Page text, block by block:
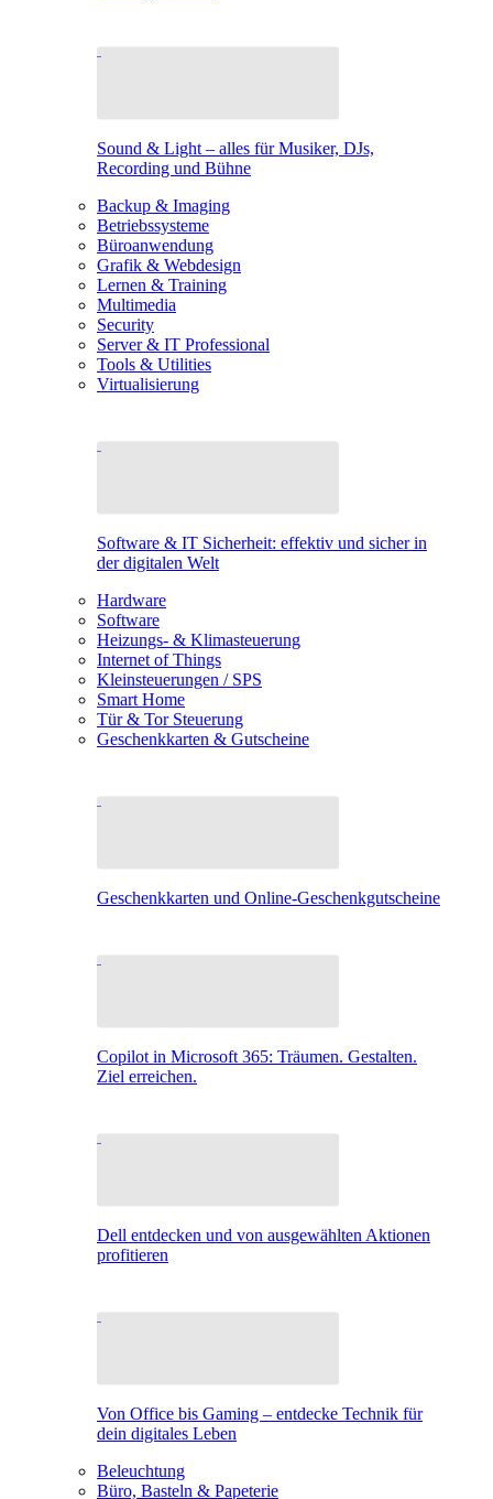
Sound & Light – alles für Musiker, DJs,
Recording und Bühne
Backup & Imaging
Betriebssysteme
Büroanwendung
Grafik & Webdesign
Lernen & Training
Multimedia
Security
Server & IT Professional
Tools & Utilities
Virtualisierung
Software & IT Sicherheit: effektiv und sicher in
der digitalen Welt
Hardware
Software
Heizungs- & Klimasteuerung
Internet of Things
Kleinsteuerungen / SPS
Smart Home
Tür & Tor Steuerung
Geschenkkarten & Gutscheine
Geschenkkarten und Online-Geschenkgutscheine
Copilot in Microsoft 365: Träumen. Gestalten.
Ziel erreichen.
Dell entdecken und von ausgewählten Aktionen
profitieren
Von Office bis Gaming – entdecke Technik für
dein digitales Leben
Beleuchtung
Büro, Basteln & Papeterie